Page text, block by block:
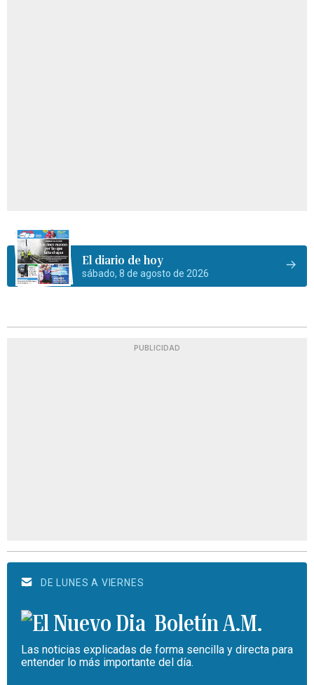
El diario de hoy
sábado, 8 de agosto de 2026
PUBLICIDAD
DE LUNES A VIERNES
Boletín A.M.
Las noticias explicadas de forma sencilla y directa para
entender lo más importante del día.